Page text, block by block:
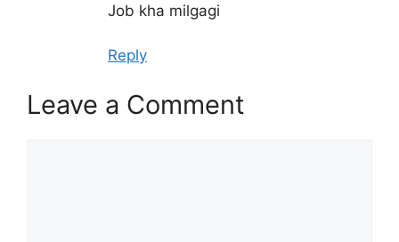
Job kha milgagi
Reply
Leave a Comment